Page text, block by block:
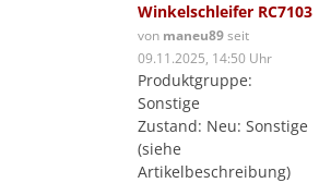
Winkelschleifer RC7103
von maneu89seit
09.11.2025, 14:50 Uhr
Produktgruppe:
Sonstige
Zustand: Neu: Sonstige
(siehe
Artikelbeschreibung)